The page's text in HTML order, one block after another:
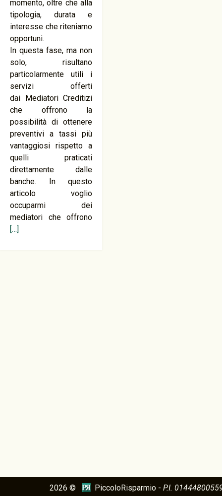
momento, oltre che alla
tipologia, durata e
interesse che riteniamo
opportuni.
In questa fase, ma non
solo, risultano
particolarmente utili i
servizi offerti
dai Mediatori Creditizi
che offrono la
possibilità di ottenere
preventivi a tassi più
vantaggiosi rispetto a
quelli praticati
direttamente dalle
banche. In questo
articolo voglio
occuparmi dei
mediatori che offrono
[…]
2026 © PiccoloRisparmio - P.I.